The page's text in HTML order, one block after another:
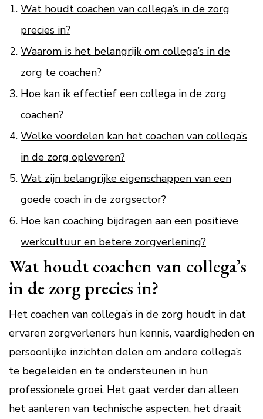
Wat houdt coachen van collega’s in de zorg
precies in?
Waarom is het belangrijk om collega’s in de
zorg te coachen?
Hoe kan ik effectief een collega in de zorg
coachen?
Welke voordelen kan het coachen van collega’s
in de zorg opleveren?
Wat zijn belangrijke eigenschappen van een
goede coach in de zorgsector?
Hoe kan coaching bijdragen aan een positieve
werkcultuur en betere zorgverlening?
Wat houdt coachen van collega’s
in de zorg precies in?
Het coachen van collega’s in de zorg houdt in dat
ervaren zorgverleners hun kennis, vaardigheden en
persoonlijke inzichten delen om andere collega’s
te begeleiden en te ondersteunen in hun
professionele groei. Het gaat verder dan alleen
het aanleren van technische aspecten, het draait